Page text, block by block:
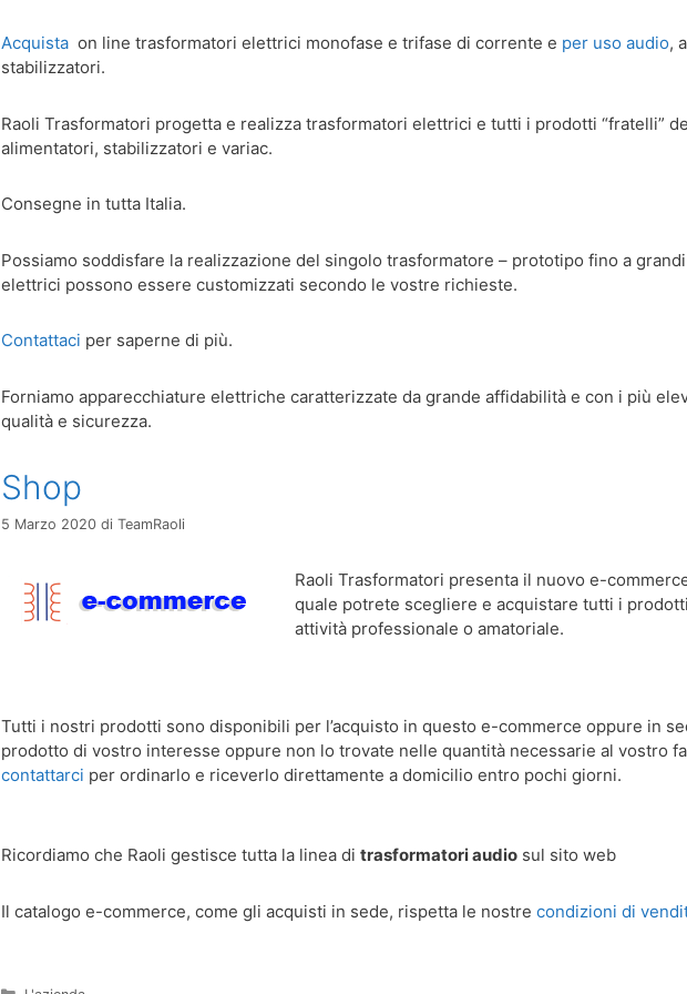
Acquista on line trasformatori elettrici monofase e trifase di corrente e per uso audio,
stabilizzatori.
Raoli Trasformatori progetta e realizza trasformatori elettrici e tutti i prodotti “fratelli”
alimentatori, stabilizzatori e variac.
Consegne in tutta Italia.
Possiamo soddisfare la realizzazione del singolo trasformatore – prototipo fino a
elettrici possono essere customizzati secondo le vostre richieste.
Contattaci per saperne di più.
Forniamo apparecchiature elettriche caratterizzate da grande affidabilità e con i più
qualità e sicurezza.
Shop
5 Marzo 2020 di TeamRaoli
Raoli Trasformatori presenta il nuovo e-
quale potrete scegliere e acquistare tutti i
attività professionale o amatoriale.
Tutti i nostri prodotti sono disponibili per l’acquisto in questo e-commerce oppure in
prodotto di vostro interesse oppure non lo trovate nelle quantità necessarie al vostro
contattarci per ordinarlo e riceverlo direttamente a domicilio entro pochi giorni.
Ricordiamo che Raoli gestisce tutta la linea di trasformatori audio sul sito web
Il catalogo e-commerce, come gli acquisti in sede, rispetta le nostre condizioni di